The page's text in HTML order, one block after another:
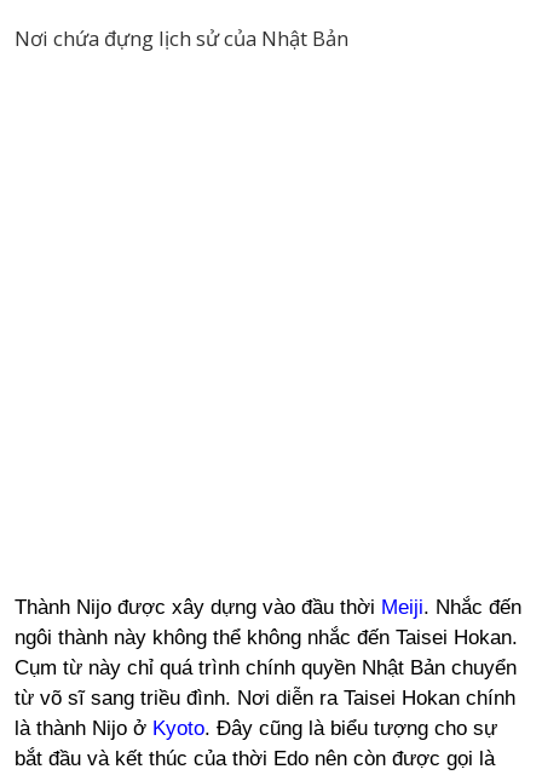
Nơi chứa đựng lịch sử của Nhật Bản
Thành Nijo được xây dựng vào đầu thời Meiji. Nhắc đến
ngôi thành này không thể không nhắc đến Taisei Hokan.
Cụm từ này chỉ quá trình chính quyền Nhật Bản chuyển
từ võ sĩ sang triều đình. Nơi diễn ra Taisei Hokan chính
là thành Nijo ở Kyoto. Đây cũng là biểu tượng cho sự
bắt đầu và kết thúc của thời Edo nên còn được gọi là